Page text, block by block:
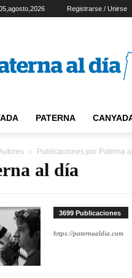
Registrarse / Unirse
PATERNA
Publicaciones por Paterna
al día
3699 Publicaciones
https://paternaaldia.com